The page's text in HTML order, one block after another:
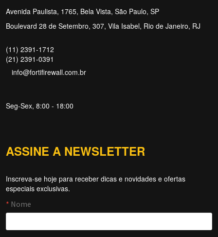
Avenida Paulista, 1765, Bela Vista, São Paulo, SP
Boulevard 28 de Setembro, 307, Vila Isabel, Rio de Janeiro, RJ
(11) 2391-1712
(21) 2391-0391
info@fortifirewall.com.br
Seg-Sex, 8:00 - 18:00
ASSINE A NEWSLETTER
Inscreva-se hoje para receber dicas e novidades e ofertas
especiais exclusivas.